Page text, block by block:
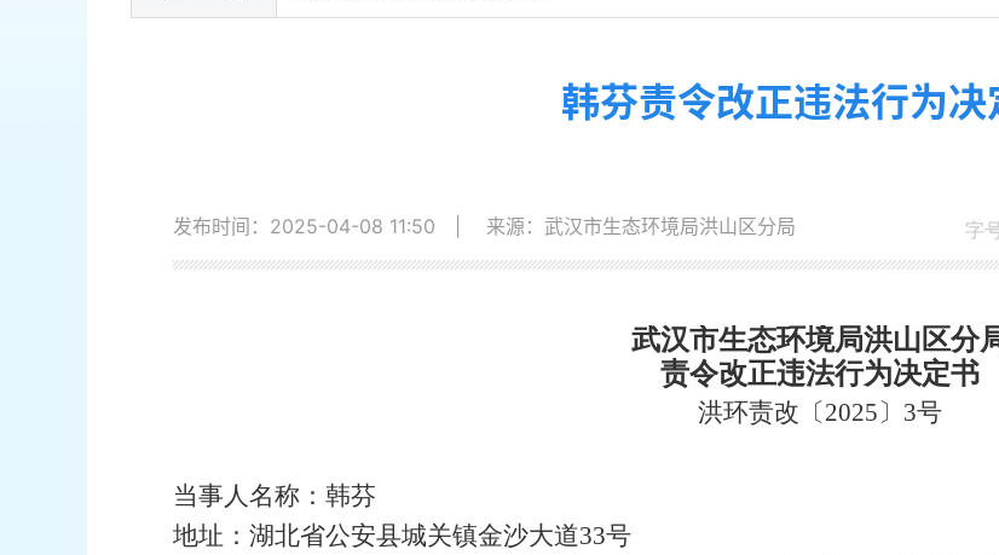
韩芬责令改正违法行为决
字
发布时间：2025-04-08 11:50 来源：武汉市生态环境局洪山区分局
武汉市生态环境局洪山区分
责令改正违法行为决定书
洪环责改 〔2025〕3号
当事人名称：韩芬
地址：湖北省公安县城关镇金沙大道33号